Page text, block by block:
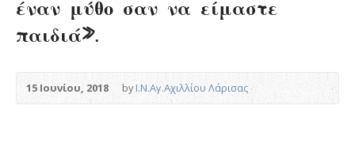
έναν μύθο σαν να είμαστε
παιδιά».
15 Ιουνίου, 2018 byΙ.Ν.Αγ.Αχιλλίου Λάρισας